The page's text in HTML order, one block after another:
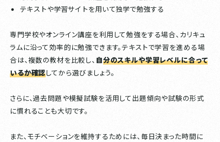
テキストや学習サイトを用いて独学で勉強する
専門学校やオンライン講座を利用して勉強をする場合、カリキュ
ラムに沿って効率的に勉強できます。テキストで学習を進める場
合は、複数の教材を比較し、 自分のスキルや学習レベルに合って
いるか確認してから選びましょう。
さらに、過去問題や模擬試験を活用して出題傾向や試験の形式
に慣れることも大切です。
また、モチベーションを維持するためには、毎日決まった時間に